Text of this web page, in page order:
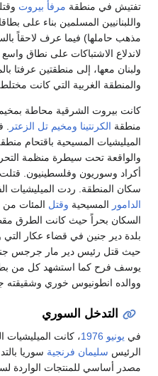
تفتيش في منطقة مرفأ بيروت
واللبنانيين المسلمين بناء على
مذهب حاملها) فيما عرف لاحقاً
لاندلاع الاشتباكات على نطاق
ولبنان معها، إلى منطقتين عرفتا
والمنطقة الغربية التي كانت
كانت بيروت الشرقية محاطة
منطقة الكرنتينا ومخيم تل الزعتر .
الميليشيات المسيحية باقتحام
والواقعة تحت سيطرة منظمة
سكان المنطقة. ردت الميليشيات
الدامور المسيحية وقتل المئات
السكان بحراً حيث كانت الطرق
بلدة دير جنين في قضاء عكار
حيث قتل رئيس دير مار جرجس
يوسف فرح كما استشهد كل من
ووالده انطونيوس خوري وشقيقته
التدخل السوري
في يونيو 1976، كانت
الرئيس سليمان فرنجية سوريا
مصدر أساسي للمنتجات الواردة